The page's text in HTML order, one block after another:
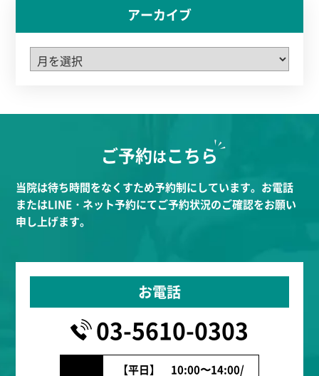
アーカイブ
ご予約はこちら
当院は待ち時間をなくすため予約制にしています。お電話
またはLINE・ネット予約にてご予約状況のご確認をお願い
申し上げます。
お電話
03-5610-0303
【平日】 10:00〜14:00/